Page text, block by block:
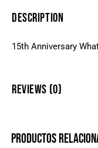
DESCRIPTION
15th Anniversary
REVIEWS (0)
PRODUCTOS